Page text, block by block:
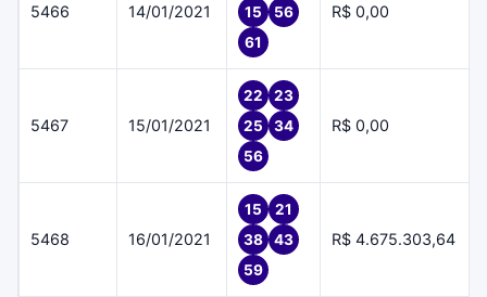
5466 14/01/2021
15
56
61
R$ 0,00
5467 15/01/2021
22
23
25
34
56
R$ 0,00
5468 16/01/2021
15
21
38
43
59
R$ 4.675.303,64